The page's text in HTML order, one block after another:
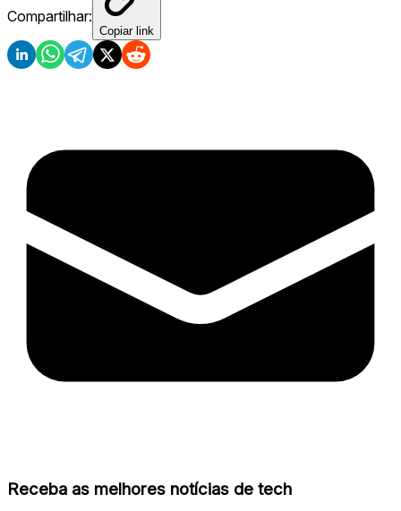
Compartilhar:
Copiar link
Receba as melhores notícias de tech